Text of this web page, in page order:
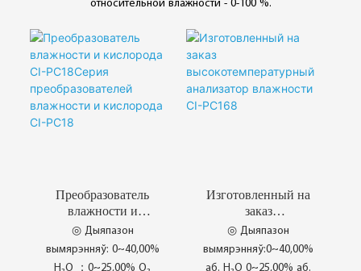
относительной влажности - 0-100 %.
Преобразователь
влажности и
кислорода CI-
PC18Серия
преобразователей
◎ Дыяпазон
вымярэнняў: 0~40,00%
H₂O ；0~25,00% O₂
Изготовленный на
заказ
высокотемпературны
й анализатор
влажности CI-
◎ Дыяпазон
вымярэнняў:0~40,00%
аб. H₂O 0~25,00% аб.